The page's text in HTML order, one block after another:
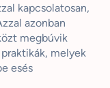
kapcsolatosan,
azonban
megbúvik
melyek
esés